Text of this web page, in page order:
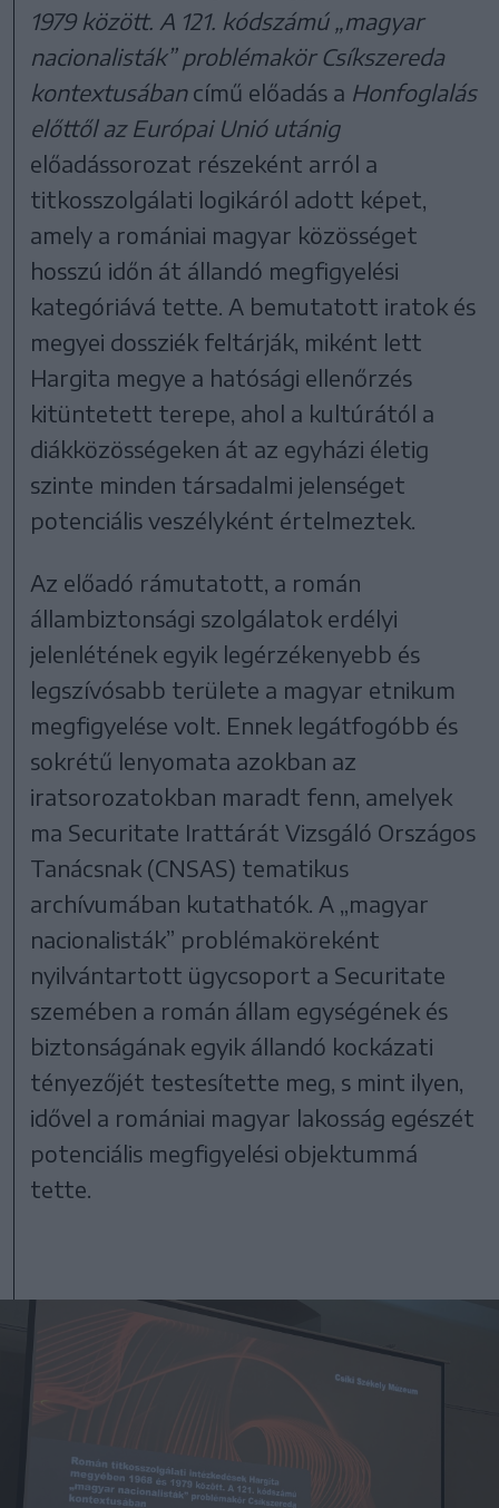
1979 között. A 121. kódszámú „magyar
nacionalisták” problémakör Csíkszereda
kontextusábancímű előadás a Honfoglalás
előttől az Európai Unió utánig
előadássorozat részeként arról a
titkosszolgálati logikáról adott képet,
amely a romániai magyar közösséget
hosszú időn át állandó megfigyelési
kategóriává tette. A bemutatott iratok és
megyei dossziék feltárják, miként lett
Hargita megye a hatósági ellenőrzés
kitüntetett terepe, ahol a kultúrától a
diákközösségeken át az egyházi életig
szinte minden társadalmi jelenséget
potenciális veszélyként értelmeztek.
Az előadó rámutatott, a román
állambiztonsági szolgálatok erdélyi
jelenlétének egyik legérzékenyebb és
legszívósabb területe a magyar etnikum
megfigyelése volt. Ennek legátfogóbb és
sokrétű lenyomata azokban az
iratsorozatokban maradt fenn, amelyek
ma Securitate Irattárát Vizsgáló Országos
Tanácsnak (CNSAS) tematikus
archívumában kutathatók. A „magyar
nacionalisták” problémaköreként
nyilvántartott ügycsoport a Securitate
szemében a román állam egységének és
biztonságának egyik állandó kockázati
tényezőjét testesítette meg, s mint ilyen,
idővel a romániai magyar lakosság egészét
potenciális megfigyelési objektummá
tette.